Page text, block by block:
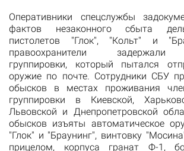
Оперативники спецслужбы
фактов незаконного сбыта
пистолетов "Глок", "Кольт" и
правоохранители задержали
группировки, который пытался
оружие по почте. Сотрудники СБУ
обысков в местах проживания
группировки в Киевской,
Львовской и Днепропетровской
обысков изъяты автоматическое
"Глок" и "Браунинг", винтовку
прицелом, корпуса гранат Ф-1,